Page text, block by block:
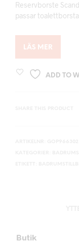
Reservborste
passar
LÄS MER
ADD TO
Butik